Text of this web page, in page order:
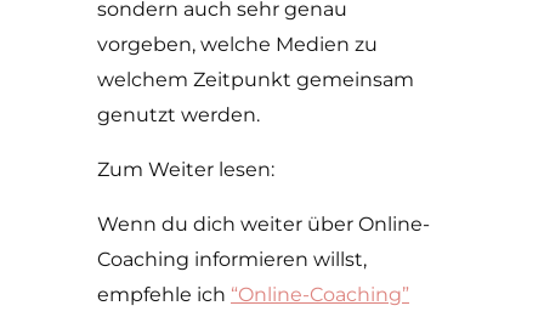
sondern auch sehr genau
vorgeben, welche Medien zu
welchem Zeitpunkt gemeinsam
genutzt werden.
Zum Weiter lesen:
Wenn du dich weiter über Online-
Coaching informieren willst,
empfehle ich “Online-Coaching”